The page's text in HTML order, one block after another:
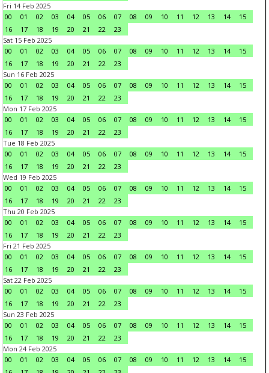
Fri 14 Feb 2025
00
01 02 03 04 05 06 07 08 09 10 11 12 13 14
15
16
17 18 19 20 21 22
23
Sat 15 Feb 2025
00
01 02 03 04 05 06 07 08 09 10 11 12 13 14
15
16
17 18 19 20 21 22
23
Sun 16 Feb 2025
00
01 02 03 04 05 06 07 08 09 10 11 12 13 14
15
16
17 18 19 20 21 22
23
Mon 17 Feb 2025
00
01 02 03 04 05 06 07 08 09 10 11 12 13 14
15
16
17 18 19 20 21 22
23
Tue 18 Feb 2025
00
01 02 03 04 05 06 07 08 09 10 11 12 13 14
15
16
17 18 19 20 21 22
23
Wed 19 Feb 2025
00
01 02 03 04 05 06 07 08 09 10 11 12 13 14
15
16
17 18 19 20 21 22
23
Thu 20 Feb 2025
00
01 02 03 04 05 06 07 08 09 10 11 12 13 14
15
16
17 18 19 20 21 22
23
Fri 21 Feb 2025
00
01 02 03 04 05 06 07 08 09 10 11 12 13 14
15
16
17 18 19 20 21 22
23
Sat 22 Feb 2025
00
01 02 03 04 05 06 07 08 09 10 11 12 13 14
15
16
17 18 19 20 21 22
23
Sun 23 Feb 2025
00
01 02 03 04 05 06 07 08 09 10 11 12 13 14
15
16
17 18 19 20 21 22
23
Mon 24 Feb 2025
00
01 02 03 04 05 06 07 08 09 10 11 12 13 14
15